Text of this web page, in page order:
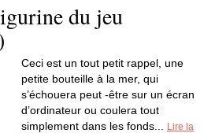
du jeu
Ceci est un tout petit rappel, une
petite bouteille à la mer, qui
s’échouera peut -être sur un écran
d’ordinateur ou coulera tout
simplement dans les fonds...
Lire la